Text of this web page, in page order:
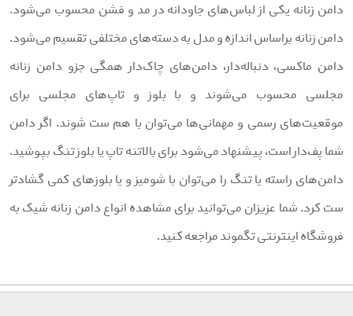
زنانه یکی از لباس‌های جاودانه در مد و فشن محسوب می‌شود.
زنانه براساس اندازه و مدل به دسته‌های مختلفی تقسیم می‌شود.
ماکسی، دنباله‌دار، دامن‌های چاک‌دار همگی جزو دامن زنانه
محسوب می‌شوند و با بلوز و تاپ‌های مجلسی برای
رسمی و مهمانی‌ها می‌توان با هم ست شوند. اگر دامن
پف‌دار است، پیشنهاد می‌شود برای بالاتنه تاپ یا بلوز تنگ بپوشید.
راسته یا تنگ را می‌توان با شومیز و یا بلوزهای کمی گشادتر
کرد. شما عزیزان می‌توانید برای مشاهده انواع دامن زنانه شیک به
اینترنتی تگموند مراجعه کنید.